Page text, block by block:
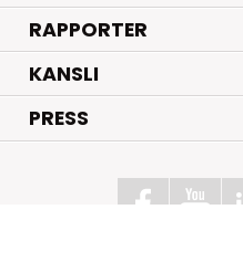
RAPPORTER
KANSLI
PRESS